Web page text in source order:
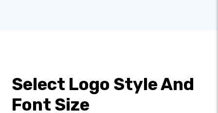
Select Logo Style And
Font Size